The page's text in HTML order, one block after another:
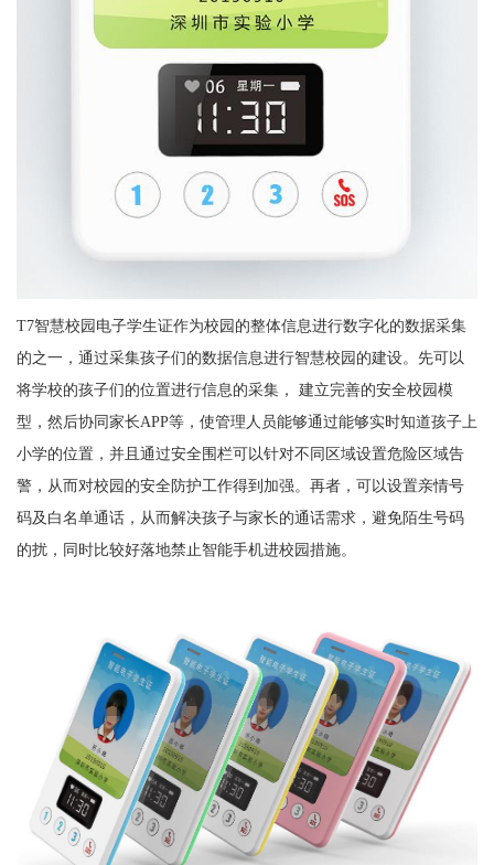
T7智慧校园电子学生证作为校园的整体信息进行数字化的数据采集
的之一，通过采集孩子们的数据信息进行智慧校园的建设。先可以
将学校的孩子们的位置进行信息的采集， 建立完善的安全校园模
型，然后协同家长APP等，使管理人员能够通过能够实时知道孩子上
小学的位置，并且通过安全围栏可以针对不同区域设置危险区域告
警，从而对校园的安全防护工作得到加强。再者，可以设置亲情号
码及白名单通话，从而解决孩子与家长的通话需求，避免陌生号码
的扰，同时比较好落地禁止智能手机进校园措施。